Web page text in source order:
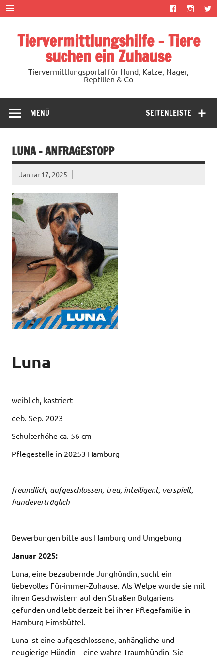
Zum
Inhalt
springen
Tiervermittlungshilfe – Tiere
suchen ein Zuhause
Tiervermittlungsportal für Hund, Katze, Nager,
Reptilien & Co
SEITENLEISTE
MENÜ
LUNA – ANFRAGESTOPP
Januar 17, 2025
Luna
weiblich, kastriert
geb. Sep. 2023
Schulterhöhe ca. 56 cm
Pflegestelle in 20253 Hamburg
freundlich, aufgeschlossen, treu, intelligent, verspielt,
hundeverträglich
Bewerbungen bitte aus Hamburg und Umgebung
Januar 2025:
Luna, eine bezaubernde Junghündin, sucht ein
liebevolles Für-immer-Zuhause. Als Welpe wurde sie mit
ihren Geschwistern auf den Straßen Bulgariens
gefunden und lebt derzeit bei ihrer Pflegefamilie in
Hamburg-Eimsbüttel.
Luna ist eine aufgeschlossene, anhängliche und
neugierige Hündin – eine wahre Traumhündin. Sie